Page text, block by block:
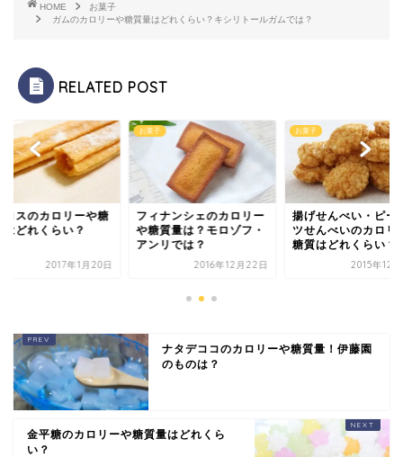
HOME
お菓子
ガムのカロリーや糖質量はどれくらい？キシリトールガムでは？
RELATED POST
ナンシェのカロリー
質量は？モロゾフ・
2016年12月22日
お菓子
揚げせんべい・ピーナッ
ツせんべいのカロリーや
糖質はどれくらい？
2015年12月20日
お菓子
チュロスのカロリー
質量はどれくらい？
2017年1
ナタデココのカロリーや糖質量！伊藤園
のものは？
金平糖のカロリーや糖質量はどれくら
い？